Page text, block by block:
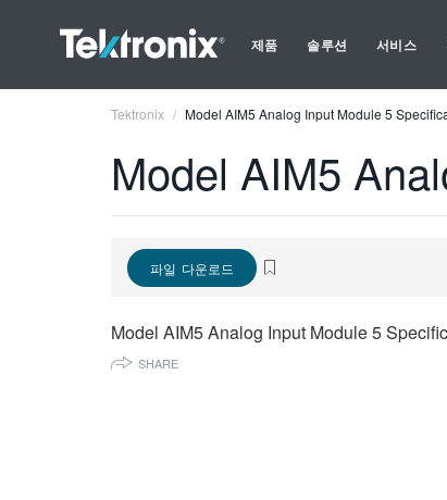
제품 솔루션 서비스
Tektronix Model AIM5 Analog Input Module 5
Model AIM5
파일 다운로드
Model AIM5 Analog Input Module 5
SHARE